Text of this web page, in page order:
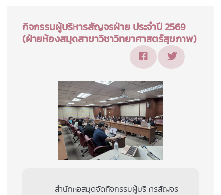
กิจกรรมผู้บริหารสัญจรฝ่าย ประจำปี 2569
(ฝ่ายห้องสมุดสาขาวิชาวิทยาศาสตร์สุขภาพ)
สำนักหอสมุดจัดกิจกรรมผู้บริหารสัญจร